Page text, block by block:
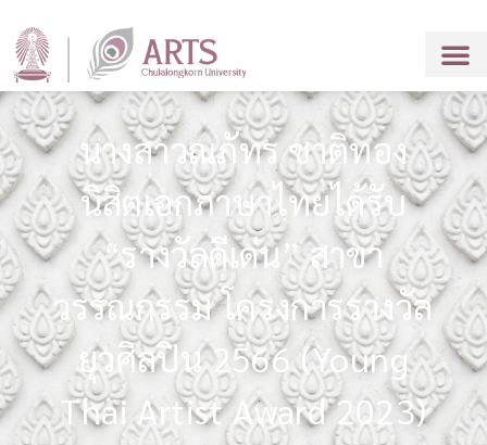
นางสาวณภัทร ชาติทอง
นิสิตเอกภาษาไทยได้รับ
“รางวัลดีเด่น” สาขา
วรรณกรรม โครงการรางวัล
ยุวศิลปิน 2566 (Young
Thai Artist Award 2023)